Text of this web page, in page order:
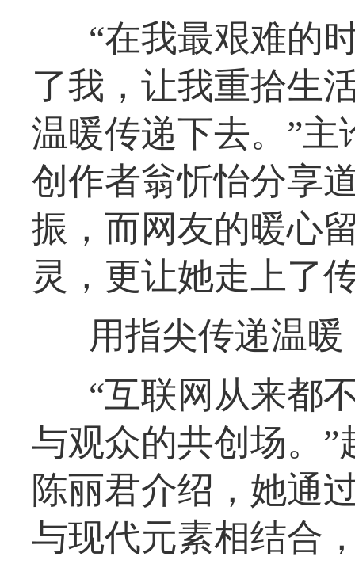
“在我最艰难的
了我，让我重拾生
温暖传递下去。”主
创作者翁忻怡分享
振，而网友的暖心
灵，更让她走上了
用指尖传递温
“互联网从来都
与观众的共创场。”
陈丽君介绍，她通
与现代元素相结合